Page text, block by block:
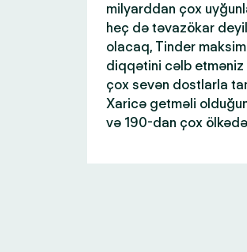
milyarddan çox
heç də təvazökar
olacaq, Tinder
diqqətini cəlb etməniz
çox sevən dostlarla
Xaricə getməli
və 190-dan çox